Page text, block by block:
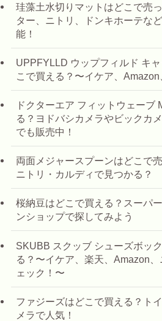
珪藻土水切りマットはどこで売
ター、ニトリ、ドンキホーテな
能！
UPPFYLLD ウップフィルド キ
こで買える？〜イケア、Amazon
ドクターエア フィットウェーブ
る？ヨドバシカメラやビックカ
でも販売中！
両面メジャースプーンはどこで
ニトリ・カルディで見つかる？
桜納豆はどこで買える？スーパ
ンショップで探してみよう
SKUBB スクッブ シューズボッ
る？〜イケア、楽天、Amazon
ェック！〜
ファジーズはどこで買える？ト
メラで人気！